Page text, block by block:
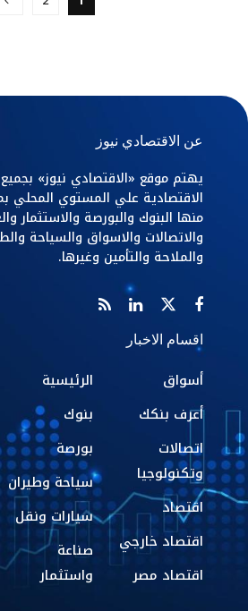
عن الاقتصادي نيوز
يهتم موقع «الاقتصادي نيوز»
الاقتصادية علي المستوي المحلي
منها البنوك والبورصة والاستثمار
والاتصالات والاسواق والسياحة
والملاحة والتأمين وغيرها.
اقسام الاخبار
أسواق
أعرف بنكك
اتصالات
وتكنولوجيا
اقتصاد
اقتصاد خارجي
اقتصاد مصر
الرئيسية
بنوك
بورصة
سياحة وطيران
سيارات ونقل
صناعة
واستثمار